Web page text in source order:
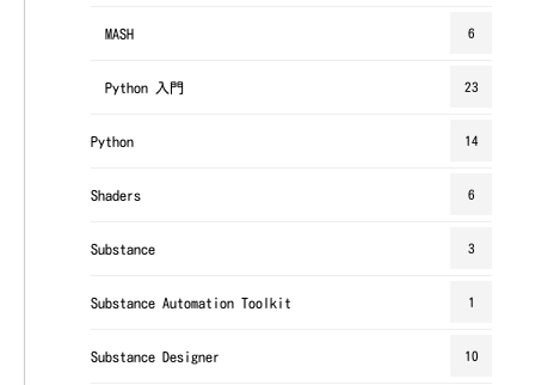
MASH 6
Python 入門 23
Python 14
Shaders 6
Substance 3
Substance Automation Toolkit 1
Substance Designer 10